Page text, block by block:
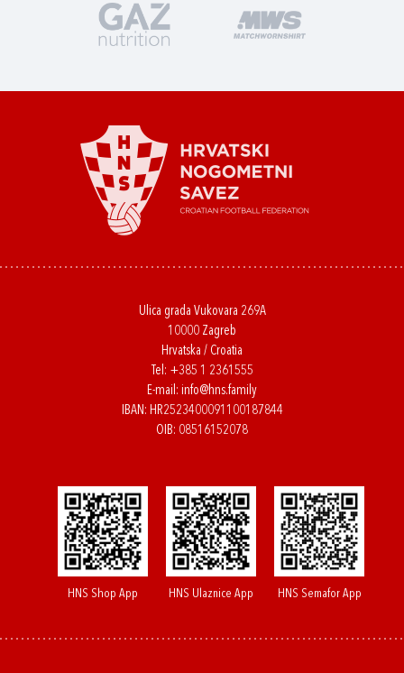
Ulica grada Vukovara 269A
10000 Zagreb
Hrvatska / Croatia
Tel: +385 1 2361555
E-mail: info@hns.family
IBAN: HR2523400091100187844
OIB: 08516152078
HNS Shop App HNS Ulaznice App HNS Semafor App